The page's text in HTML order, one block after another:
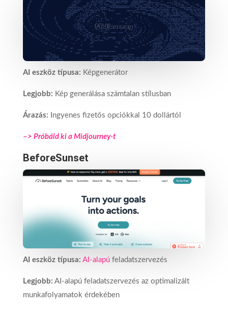
AI eszköz típusa: Képgenerátor
Legjobb: Kép generálása számtalan stílusban
Árazás: Ingyenes fizetős opciókkal 10 dollártól
–> Próbáld ki a Midjourney-t
BeforeSunset
AI eszköz típusa: AI-alapúfeladatszervezés
Legjobb: AI-alapú feladatszervezés az optimalizált
munkafolyamatok érdekében